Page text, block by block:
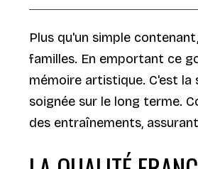
Plus qu'un simple
familles. En emportant ce
mémoire artistique. C'est
soignée sur le long terme.
des entraînements,